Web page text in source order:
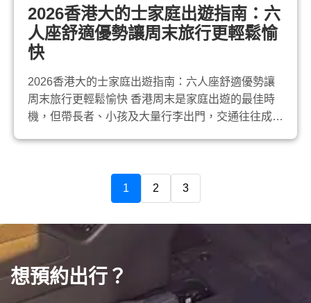
2026香港大的士家庭出遊指南：六
人座舒適優勢讓周末旅行更輕鬆愉
快
2026香港大的士家庭出遊指南：六人座舒適優勢讓
周末旅行更輕鬆愉快 香港周末是家庭出遊的最佳時
機，但帶長者、小孩及大量行李出門，交通往往成為
全家人真正享受旅途，而非只顧趕路。本文分享
2026年 香港大的士 在家庭出...
1 2 3
想預約出行？